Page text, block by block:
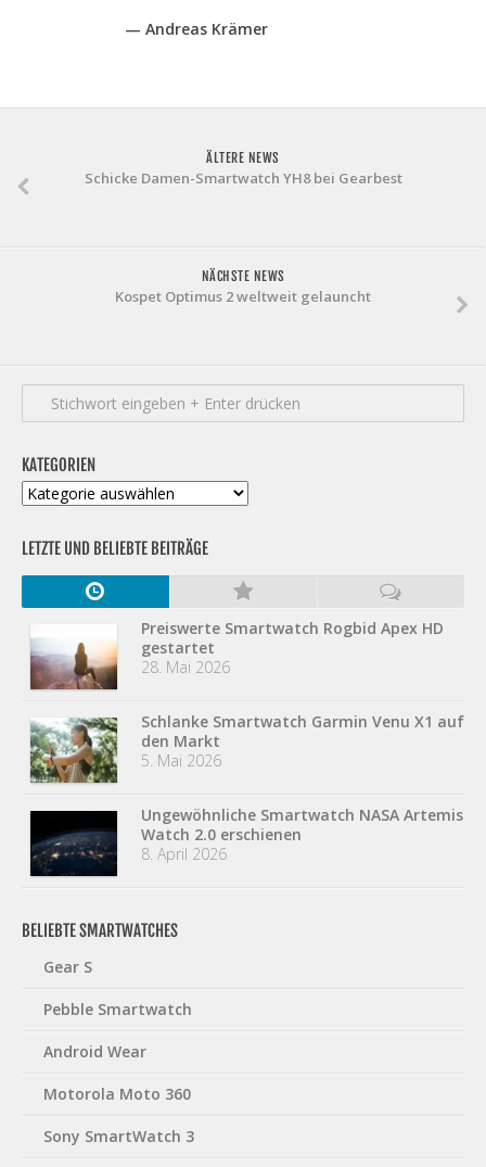
— Andreas Krämer
ÄLTERE NEWS
Schicke Damen-Smartwatch YH8 bei Gearbest
NÄCHSTE NEWS
Kospet Optimus 2 weltweit gelauncht
KATEGORIEN
Kategorien
LETZTE UND BELIEBTE BEITRÄGE
Preiswerte Smartwatch Rogbid Apex HD
gestartet
28. Mai 2026
Schlanke Smartwatch Garmin Venu X1 auf
den Markt
5. Mai 2026
Ungewöhnliche Smartwatch NASA Artemis
Watch 2.0 erschienen
8. April 2026
BELIEBTE SMARTWATCHES
Gear S
Pebble Smartwatch
Android Wear
Motorola Moto 360
Sony SmartWatch 3